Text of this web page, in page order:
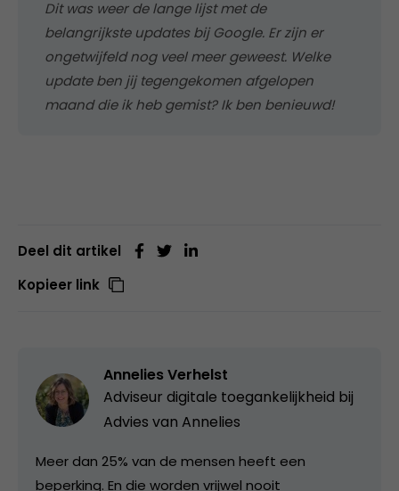
Dit was weer de lange lijst met de
belangrijkste updates bij Google. Er zijn er
ongetwijfeld nog veel meer geweest. Welke
update ben jij tegengekomen afgelopen
maand die ik heb gemist? Ik ben benieuwd!
Deel dit artikel
Kopieer link
Annelies Verhelst
Adviseur digitale toegankelijkheid bij
Advies van Annelies
Meer dan 25% van de mensen heeft een
beperking. En die worden vrijwel nooit